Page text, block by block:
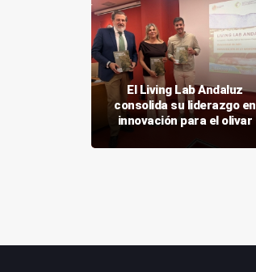
El Living Lab Andaluz
consolida su liderazgo en
innovación para el olivar